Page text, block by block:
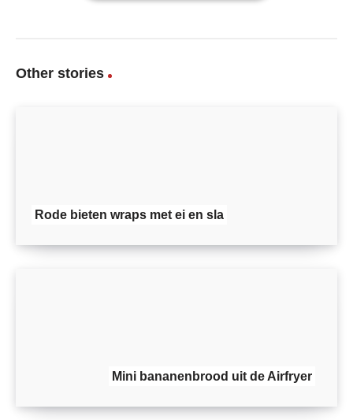
Other stories
Rode bieten wraps met ei en sla
Mini bananenbrood uit de Airfryer